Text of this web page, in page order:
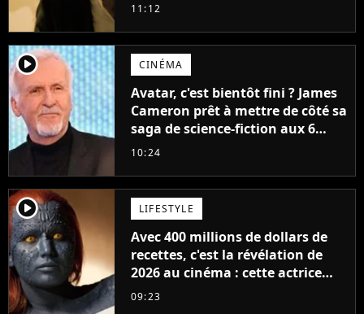
11:12
player2 CINÉMA
Avatar, c'est bientôt fini ? James
Cameron prêt à mettre de côté sa
saga de science-fiction aux 6
milliards de recettes
10:24
player2 LIFESTYLE
Avec 400 millions de dollars de
recettes, c'est la révélation de
2026 au cinéma : cette actrice
adorée prête à remplacer
09:23